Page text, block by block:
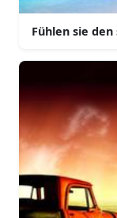
Fühlen sie